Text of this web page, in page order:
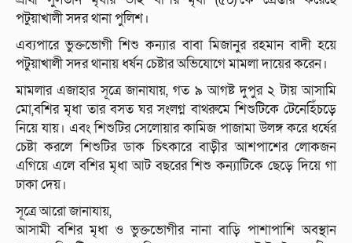
পটুয়াখালী সদর থানা পুলিশ।
এব্যপারে ভুক্তভোগী শিশু কন্যার বাবা মিজানুর রহমান বাদী হয়ে
পটুয়াখালী সদর থানায় ধর্ষন চেষ্টার অভিযোগে মামলা দায়ের করেন।
মামলার এজাহার সূত্রে জানাযায়, গত ৯ আগষ্ট দুপুর ২ টায় আসামি
মো,বশির মৃধা তার বসত ঘর সংলগ্ন বাথরুমে শিশুটিকে টেনেহিঁচড়ে
নিয়ে যায়। এবং শিশুটির সেলোয়ার কামিজ পাজামা উলঙ্গ করে ধর্ষের
চেষ্টা করলে শিশুটির ডাক চিৎকারে বাড়ীর আশপাশের লোকজন
এগিয়ে এলে বশির মৃধা আট বছরের শিশু কন্যাটিকে ছেড়ে দিয়ে গা
ঢাকা দেয়।
সূত্রে আরো জানাযায়,
আসামী বশির মৃধা ও ভুক্তভোগীর নানা বাড়ি পাশাপাশি অবস্থান